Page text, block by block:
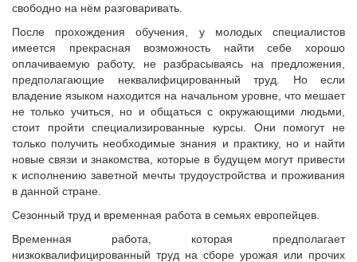
свободно на нём разговаривать.
После прохождения обучения, у молодых специалистов
имеется прекрасная возможность найти себе хорошо
оплачиваемую работу, не разбрасываясь на предложения,
предполагающие неквалифицированный труд. Но если
владение языком находится на начальном уровне, что мешает
не только учиться, но и общаться с окружающими людьми,
стоит пройти специализированные курсы. Они помогут не
только получить необходимые знания и практику, но и найти
новые связи и знакомства, которые в будущем могут привести
к исполнению заветной мечты трудоустройства и проживания
в данной стране.
Сезонный труд и временная работа в семьях европейцев.
Временная работа, которая предполагает
низкоквалифицированный труд на сборе урожая или прочих